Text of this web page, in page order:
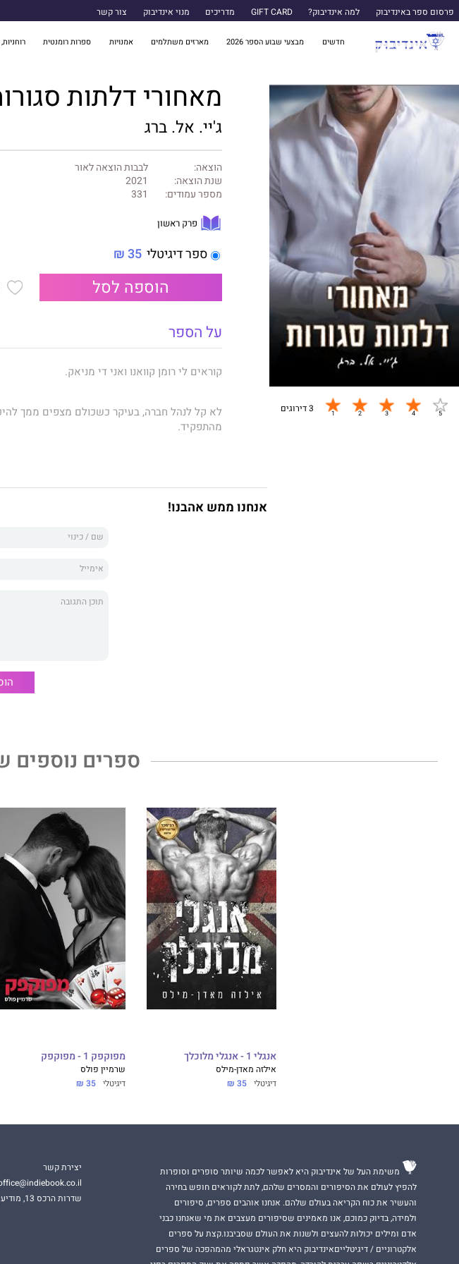
פרסום ספר באינדיבוק למה אינדיבוק? GIFT CARD מדריכים מנוי אינדיבוק צור קשר
חדשים מבצעי שבוע הספר 2026 מארזים משתלמים אמנויות ספרות רומנטית
3 דירוגים
מאחורי דלתות
ג'יי. אל. ברג
הוצאה:
לבבות הוצאה לאור
שנת הוצאה:
2021
מספר עמודים:
331
פרק ראשון
ספר דיגיטלי 35 ₪
הוספה לסל
על הספר
קוראים לי רומן קוואנו ואני די מניאק.
לא קל לנהל חברה, בעיקר כשכולם מצפים ממך
מהתפקיד.
אין לי זמן לשחק משחקים וממש לא חשבתי
אבל כהרף עין היא הפכה להרבה יותר. לאובססיה
הכול מותר באהבה ובמלחמה...
אנחנו ממש אהבנו!
ספרים נוספים
אנגלי 1 - אנגלי מלוכלך
אילזה מאדן-מילס
דיגיטלי 35 ₪
מפוקפק 1 - מפוקפק
שרמיין פולס
דיגיטלי 35 ₪
משימת העל של אינדיבוק היא לאפשר לכמה שיותר סופרים וסופרות
להפיץ לעולם את הסיפורים והמסרים שלהם, לתת לקוראים חופש בחירה
והעשיר את כוח הקריאה בעולם שלהם. אנחנו אוהבים ספרים, סיפורים
ולמידה, בדיוק כמוכם, אנו מאמינים שסיפורים מעצבים את מי שאנחנו כבני
אדם ומילים יכולות להעצים ולשנות את העולם שסביבנו.קצת על ספרים
אלקטרוניים / דיגיטלייםאינדיבוק היא חלק אינטגראלי מהמהפכה של ספרים
יצירת קשר
שדרות הרכס 13, מודיעין